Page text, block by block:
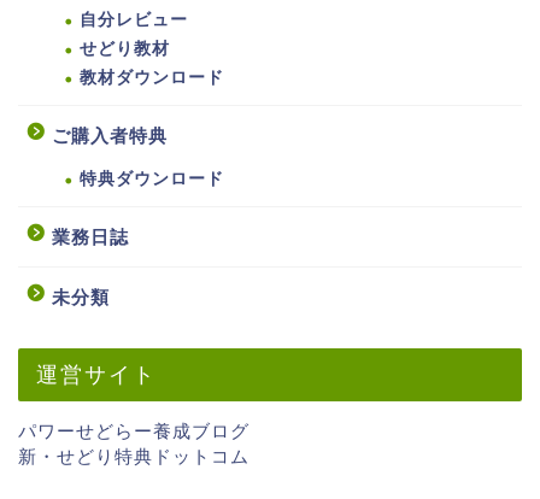
自分レビュー
せどり教材
教材ダウンロード
ご購入者特典
特典ダウンロード
業務日誌
未分類
運営サイト
パワーせどらー養成ブログ
新・せどり特典ドットコム